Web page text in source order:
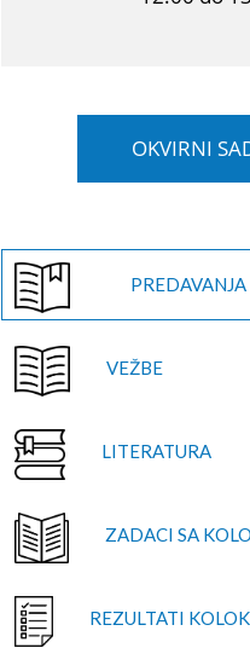
OKVIRNI
PREDAVANJA
VEŽBE
LITERATURA
ZADACI SA
REZULTATI